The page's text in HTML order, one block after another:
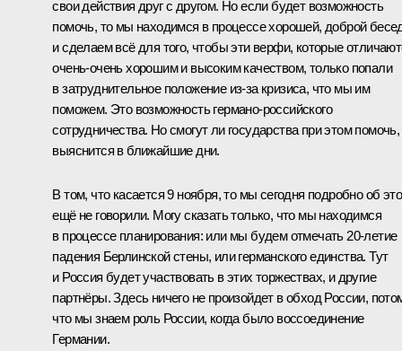
свои действия друг с другом. Но если будет возможность
помочь, то мы находимся в процессе хорошей, доброй
и сделаем всё для того, чтобы эти верфи, которые
очень-очень хорошим и высоким качеством, только попали
в затруднительное положение из‑за кризиса, что мы им
поможем. Это возможность германо-российского
сотрудничества. Но смогут ли государства при этом помочь,
выяснится в ближайшие дни.
В том, что касается 9 ноября, то мы сегодня подробно об
ещё не говорили. Могу сказать только, что мы находимся
в процессе планирования: или мы будем отмечать 20-летие
падения Берлинской стены, или германского единства. Тут
и Россия будет участвовать в этих торжествах, и другие
партнёры. Здесь ничего не произойдет в обход России,
что мы знаем роль России, когда было воссоединение
Германии.